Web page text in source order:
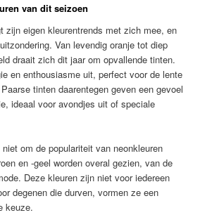
van dit seizoen
zijn eigen kleurentrends met zich mee, en
Van levendig oranje tot diep
draait zich dit jaar om opvallende tinten.
en enthousiasme uit, perfect voor de lente
tinten daarentegen geven een gevoel
ideaal voor avondjes uit of speciale
om de populariteit van neonkleuren
en -geel worden overal gezien, van de
Deze kleuren zijn niet voor iedereen
degenen die durven, vormen ze een
keuze.